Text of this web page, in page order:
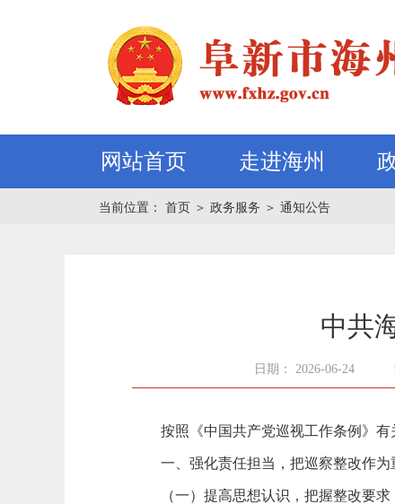
网站首页 走进海州
当前位置： 首页 ＞ 政务服务 ＞ 通知公告
中共
日期： 2026-06-24
按照《中国共产党巡视工作条例》
一、强化责任担当，把巡察整改作
（一）提高思想认识，把握整改要求